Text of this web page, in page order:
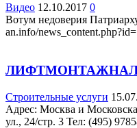
Видео 12.10.2017 0
Вотум недоверия
an.info/
Строительные услуги
Адрес: Москва и
ул., 24/стр. 3 Teл: (495)